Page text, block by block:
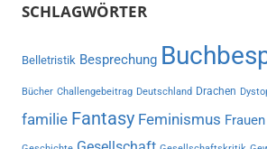
SCHLAGWÖRTER
Belletristik Besprechung
Bücher Challengebeitrag Deutschland Drachen
familie Fantasy Feminismus Frauen